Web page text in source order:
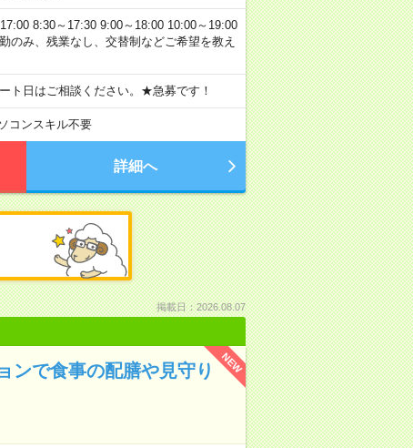
8:30～17:30 9:00～18:00 10:00～19:00
み、残業なし、交替制などご希望を教え
日はご相談ください。★急募です！
コンスキル不要
詳細へ
掲載日：2026.08.07
NEW
ンで食事の配膳や見守り